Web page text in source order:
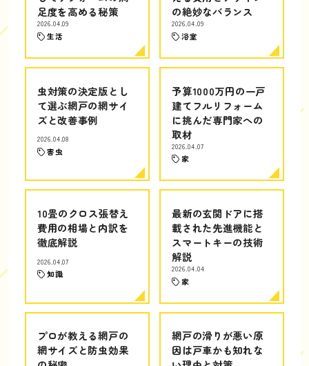
足度を高める秘策
2026.04.09
生活
の絶妙なバランス
2026.04.09
浴室
虫対策の決定版とし
て選ぶ網戸の網サイ
ズと改善事例
2026.04.08
害虫
予算1000万円の一戸
建てフルリフォーム
に挑んだ専門家への
取材
2026.04.07
家
10畳のクロス張替え
費用の相場と内訳を
徹底解説
2026.04.07
知識
最新の玄関ドアに搭
載された先進機能と
スマートキーの技術
解説
2026.04.04
家
プロが教える網戸の
網サイズと防虫効果
網戸の滑りが悪い原
因は戸車かも知れな